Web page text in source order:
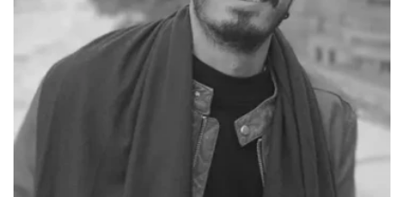
مدربون
ومتحدثون
سنوات
سابقة